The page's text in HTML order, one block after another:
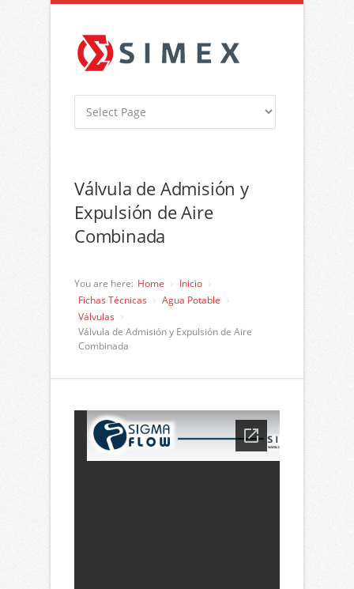
Válvula de Admisión y
Expulsión de Aire
Combinada
You are here: Home
Inicio
Fichas Técnicas
Agua Potable
Válvulas
Válvula de Admisión y Expulsión de Aire
Combinada